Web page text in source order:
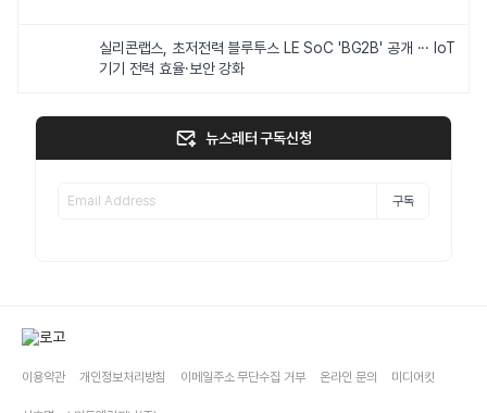
실리콘랩스, 초저전력 블루투스 LE SoC 'BG2B' 공개 ··· IoT
기기 전력 효율·보안 강화
뉴스레터 구독신청
구독
이용약관 개인정보처리방침 이메일주소 무단수집 거부 온라인 문의 미디어킷